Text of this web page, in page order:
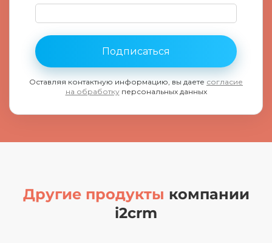
Подписаться
Оставляя контактную информацию, вы даете согласие
на обработку персональных данных
Другие продукты компании
i2crm